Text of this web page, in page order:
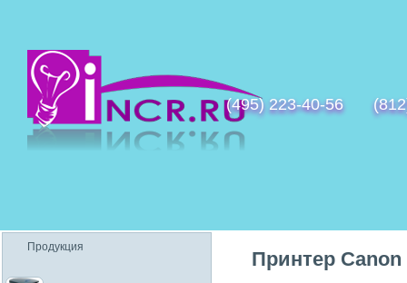
(495) 223-40-56
Принтер Canon
Продукция